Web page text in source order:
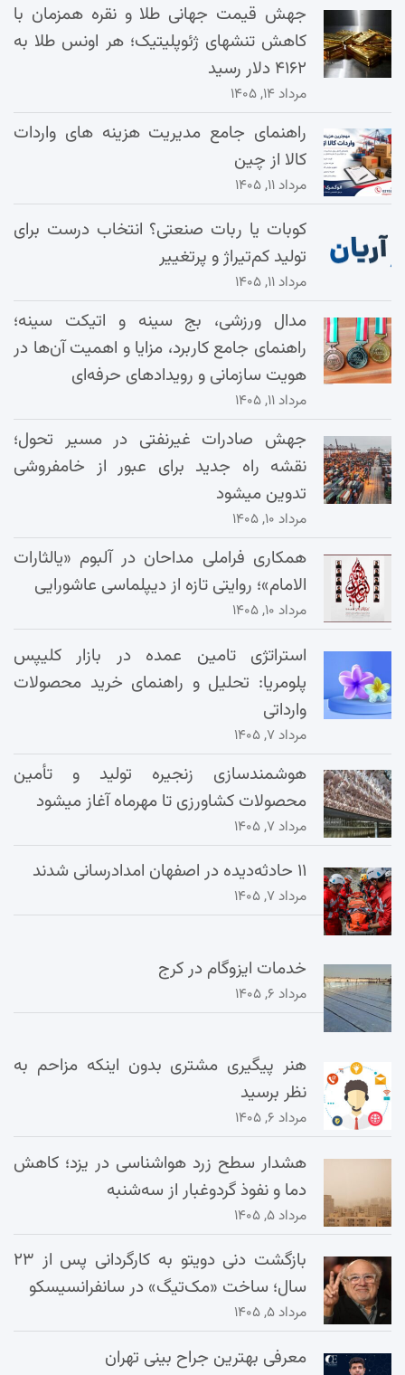
جهش قیمت جهانی طلا و نقره همزمان با
کاهش تنشهای ژئوپلیتیک؛ هر اونس طلا به
۴۱۶۲ دلار رسید
مرداد ۱۴, ۱۴۰۵
راهنمای جامع مدیریت هزینه‌ های واردات
کالا از چین
مرداد ۱۱, ۱۴۰۵
کوبات یا ربات صنعتی؟ انتخاب درست برای
تولید کم‌تیراژ و پرتغییر
مرداد ۱۱, ۱۴۰۵
مدال ورزشی، بج سینه و اتیکت سینه؛
راهنمای جامع کاربرد، مزایا و اهمیت آن‌ها در
هویت سازمانی و رویدادهای حرفه‌ای
مرداد ۱۱, ۱۴۰۵
جهش صادرات غیرنفتی در مسیر تحول؛
نقشه راه جدید برای عبور از خامفروشی
تدوین میشود
مرداد ۱۰, ۱۴۰۵
همکاری فراملی مداحان در آلبوم «یالثارات
الامام»؛ روایتی تازه از دیپلماسی عاشورایی
مرداد ۱۰, ۱۴۰۵
استراتژی تامین عمده در بازار کلیپس
پلومریا: تحلیل و راهنمای خرید محصولات
وارداتی
مرداد ۷, ۱۴۰۵
هوشمندسازی زنجیره تولید و تأمین
محصولات کشاورزی تا مهرماه آغاز میشود
مرداد ۷, ۱۴۰۵
۱۱ حادثه‌دیده در اصفهان امدادرسانی شدند
مرداد ۷, ۱۴۰۵
خدمات ایزوگام در کرج
مرداد ۶, ۱۴۰۵
هنر پیگیری مشتری بدون اینکه مزاحم به
نظر برسید
مرداد ۶, ۱۴۰۵
هشدار سطح زرد هواشناسی در یزد؛ کاهش
دما و نفوذ گردوغبار از سه‌شنبه
مرداد ۵, ۱۴۰۵
بازگشت دنی دویتو به کارگردانی پس از ۲۳
سال؛ ساخت «مک‌تیگ» در سانفرانسیسکو
مرداد ۵, ۱۴۰۵
معرفی بهترین جراح بینی تهران